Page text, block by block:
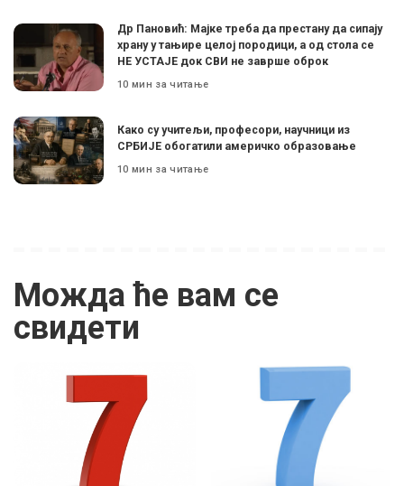
Др Пановић: Мајке треба да престану да сипају
храну у тањире целој породици, а од стола се
НЕ УСТАЈЕ док СВИ не заврше оброк
10 мин за читање
Како су учитељи, професори, научници из
СРБИЈЕ обогатили америчко образовање
10 мин за читање
Можда ће вам се
свидети